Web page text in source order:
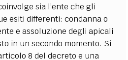
sia l’ente che gli
esiti differenti: condanna o
e assoluzione degli apicali
in un secondo momento. Si
8 del decreto e una